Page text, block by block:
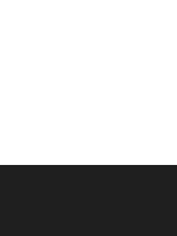
SELAMAT